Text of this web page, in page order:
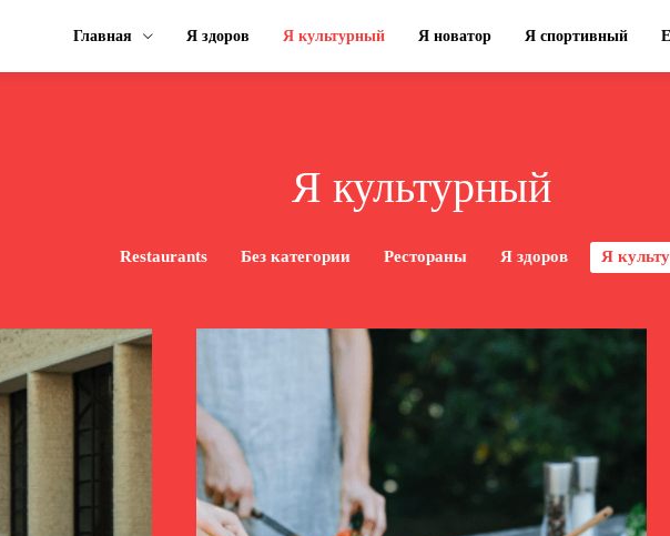
Главная Я здоров Я культурный Я новатор Я спортивный
Я культурный
Restaurants Без категории Рестораны Я здоров Я